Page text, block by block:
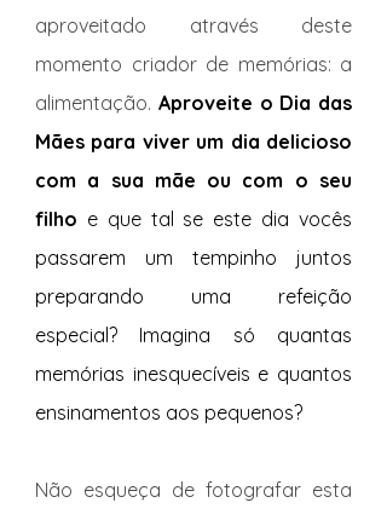
aproveitado através deste
momento criador de memórias: a
alimentação. Aproveite o Dia das
Mães para viver um dia delicioso
com a sua mãe ou com o seu
filho e que tal se este dia vocês
passarem um tempinho juntos
preparando uma refeição
especial? Imagina só quantas
memórias inesquecíveis e quantos
ensinamentos aos pequenos?
Não esqueça de fotografar esta